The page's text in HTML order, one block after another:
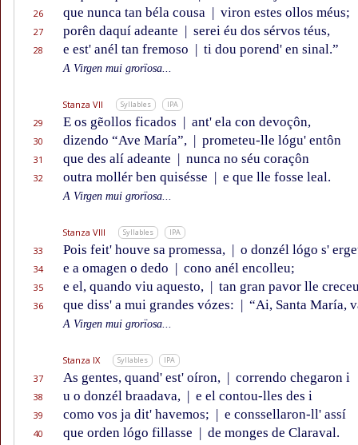
26 que nunca tan béla cousa | viron estes ollos méus;
27 porên daquí adeante | serei éu dos sérvos téus,
28 e est' anél tan fremoso | ti dou porend' en sinal.”
A Virgen mui grorïosa...
Stanza VII Syllables IPA
29 E os gẽollos ficados | ant' ela con devoçôn,
30 dizendo “Ave María”, | prometeu-lle lógu' entôn
31 que des alí adeante | nunca no séu coraçôn
32 outra mollér ben quisésse | e que lle fosse leal.
A Virgen mui grorïosa...
Stanza VIII Syllables IPA
33 Pois feit' houve sa promessa, | o donzél lógo s'
34 e a omagen o dedo | cono anél encolleu;
35 e el, quando viu aquesto, | tan gran pavor lle
36 que diss' a mui grandes vózes: | “Ai, Santa María,
A Virgen mui grorïosa...
Stanza IX Syllables IPA
37 As gentes, quand' est' oíron, | correndo chegaron i
38 u o donzél braadava, | e el contou-lles des i
39 como vos ja dit' havemos; | e conssellaron-ll' assí
40 que orden lógo fillasse | de monges de Claraval.